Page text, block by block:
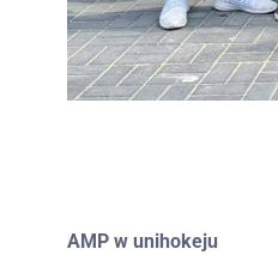
AMP w unihokeju